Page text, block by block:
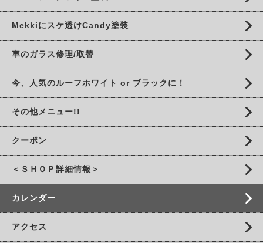
Mekkiにスケ透けCandy塗装
車のガラス修理/取替
今、人気のルーフホワイト or ブラックに！
その他メニュー!!
クーポン
＜ＳＨＯＰ詳細情報＞
カレンダー
アクセス